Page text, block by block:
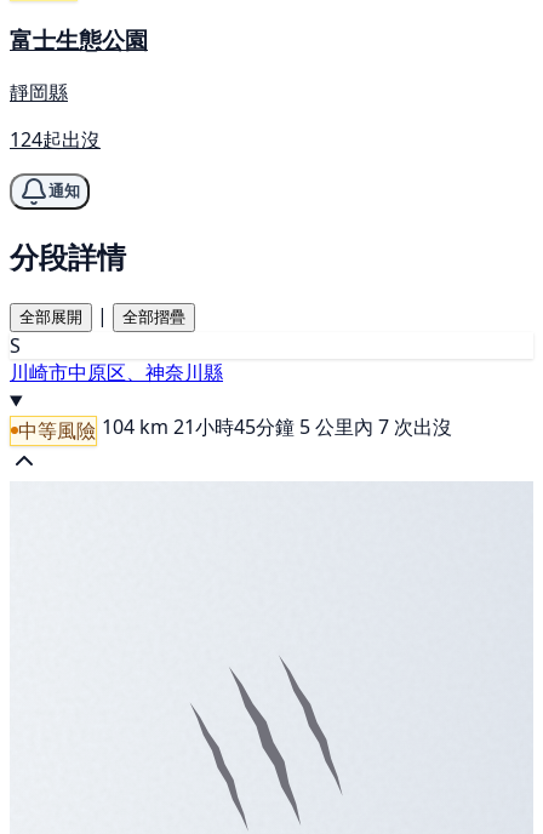
富士生態公園
靜岡縣
124起出沒
通知
分段詳情
全部展開 | 全部摺疊
S
川崎市中原区、神奈川縣
中等風險 104 km 21小時45分鐘 5 公里內 7 次出沒